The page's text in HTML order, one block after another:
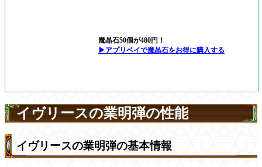
魔晶石50個が480円！
▶アプリペイで魔晶石をお得に購入する
イヴリースの業明弾の性能
イヴリースの業明弾の基本情報